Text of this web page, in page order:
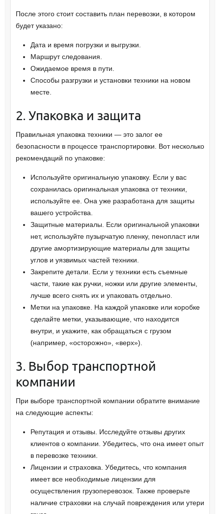
После этого стоит составить план перевозки, в котором
будет указано:
Дата и время погрузки и выгрузки.
Маршрут следования.
Ожидаемое время в пути.
Способы разгрузки и установки техники на новом
месте.
2. Упаковка и защита
Правильная упаковка техники — это залог ее
безопасности в процессе транспортировки. Вот несколько
рекомендаций по упаковке:
Используйте оригинальную упаковку. Если у вас
сохранилась оригинальная упаковка от техники,
используйте ее. Она уже разработана для защиты
вашего устройства.
Защитные материалы. Если оригинальной упаковки
нет, используйте пузырчатую пленку, пенопласт или
другие амортизирующие материалы для защиты
углов и уязвимых частей техники.
Закрепите детали. Если у техники есть съемные
части, такие как ручки, ножки или другие элементы,
лучше всего снять их и упаковать отдельно.
Метки на упаковке. На каждой упаковке или коробке
сделайте метки, указывающие, что находится
внутри, и укажите, как обращаться с грузом
(например, «осторожно», «верх»).
3. Выбор транспортной
компании
При выборе транспортной компании обратите внимание
на следующие аспекты:
Репутация и отзывы. Исследуйте отзывы других
клиентов о компании. Убедитесь, что она имеет опыт
в перевозке техники.
Лицензии и страховка. Убедитесь, что компания
имеет все необходимые лицензии для
осуществления грузоперевозок. Также проверьте
наличие страховки на случай повреждения или утери